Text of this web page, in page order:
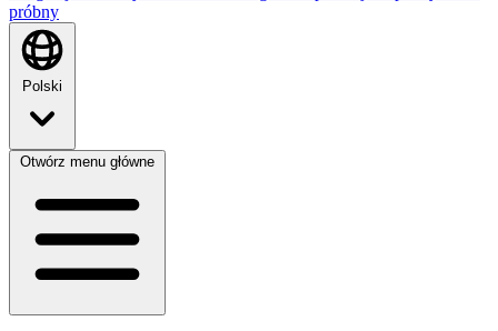
próbny
Polski
Otwórz menu główne